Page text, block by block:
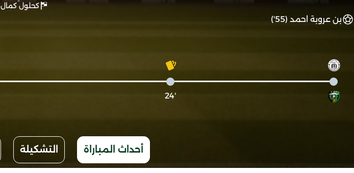
كحلول كمال
بن عروبة احمد (55')
'24
أحداث المباراة التشكيلة